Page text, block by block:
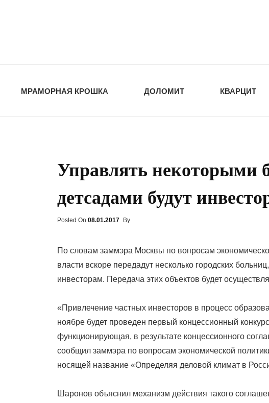
МРАМОРНАЯ КРОШКА ДОЛОМИТ КВАРЦИТ
Управлять некоторыми
детсадами будут
Posted On Posted
08.01.2017 By
По словам заммэра Москвы по вопросам
власти вскоре передадут несколько городских
инвесторам. Передача этих объектов будет
«Привлечение частных инвесторов в процесс
ноябре будет проведен первый концессионный
функционирующая, в результате концессионного
сообщил заммэра по вопросам экономической
носящей название «Определяя деловой климат в
Шаронов объяснил механизм действия такого